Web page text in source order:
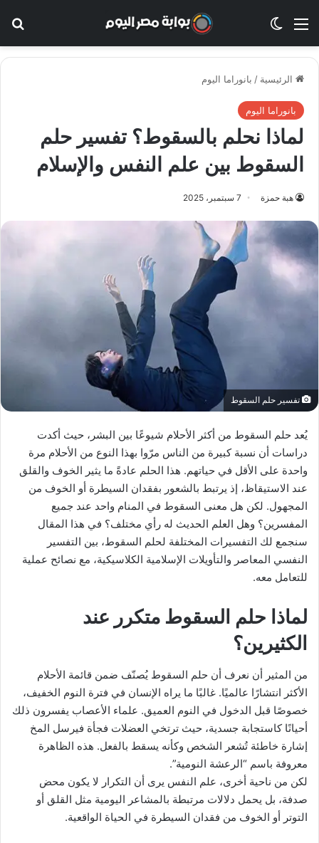
القائمة الوضع المظلم
الرئيسية / بانوراما اليوم
بانوراما اليوم
لماذا نحلم بالسقوط؟ تفسير حلم
السقوط بين علم النفس والإسلام
هبة حمزة 7 سبتمبر، 2025
تفسير حلم السقوط
يُعد حلم السقوط من أكثر الأحلام شيوعًا بين البشر، حيث أكدت
دراسات أن نسبة كبيرة من الناس مرّوا بهذا النوع من الأحلام مرة
واحدة على الأقل في حياتهم. هذا الحلم عادةً ما يثير الخوف والقلق
عند الاستيقاظ، إذ يرتبط بالشعور بفقدان السيطرة أو الخوف من
المجهول. لكن هل معنى السقوط في المنام واحد عند جميع
المفسرين؟ وهل العلم الحديث له رأي مختلف؟ في هذا المقال
سنجمع لك التفسيرات المختلفة لحلم السقوط، بين التفسير
النفسي المعاصر والتأويلات الإسلامية الكلاسيكية، مع نصائح عملية
للتعامل معه.
لماذا حلم السقوط متكرر عند
الكثيرين؟
من المثير أن نعرف أن حلم السقوط يُصنّف ضمن قائمة الأحلام
الأكثر انتشارًا عالميًا. غالبًا ما يراه الإنسان في فترة النوم الخفيف،
خصوصًا قبل الدخول في النوم العميق. علماء الأعصاب يفسرون ذلك
أحيانًا كاستجابة جسدية، حيث ترتخي العضلات فجأة فيرسل المخ
إشارة خاطئة تُشعر الشخص وكأنه يسقط بالفعل. هذه الظاهرة
معروفة باسم “الرعشة النومية”.
لكن من ناحية أخرى، علم النفس يرى أن التكرار لا يكون محض
صدفة، بل يحمل دلالات مرتبطة بالمشاعر اليومية مثل القلق أو
التوتر أو الخوف من فقدان السيطرة في الحياة الواقعية.